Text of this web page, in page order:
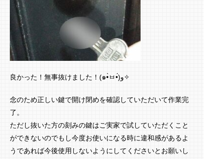
良かった！無事抜けました！(๑•̀ㅂ•́)و✧
念のため正しい鍵で開け閉めを確認していただいて作業完
了。
ただし抜いた方の刻みの鍵はご実家で試していただくこと
ができないのでもし今度お使いになる時に違和感があるよ
うであれば今後使用しないようにしてくださいとお願いし